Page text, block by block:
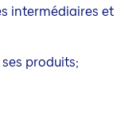
intermédiaires et
produits;